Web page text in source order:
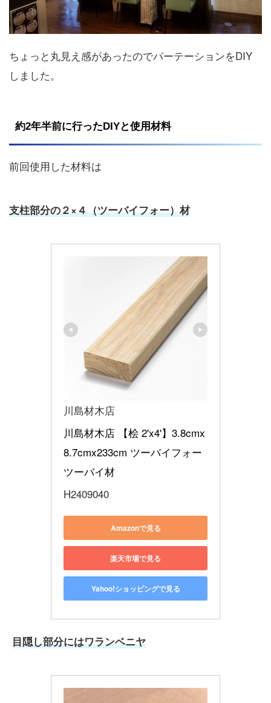
ちょっと丸見え感があったのでパーテーションをDIY
しました。
約2年半前に行ったDIYと使用材料
前回使用した材料は
支柱部分の２×４（ツーバイフォー）材
川島材木店
川島材木店 【桧 2'x4'】3.8cmx
8.7cmx233cm ツーバイフォー
ツーバイ材
H2409040
Amazonで見る
楽天市場で見る
Yahoo!ショッピングで見る
目隠し部分にはワランベニヤ